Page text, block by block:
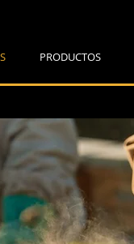
PRODUCTOS